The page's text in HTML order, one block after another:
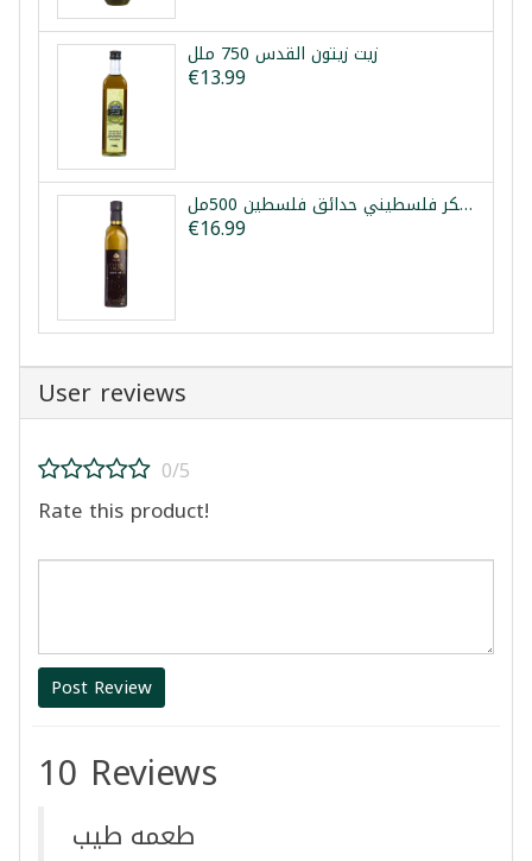
زيت زيتون القدس 750 ملل
€13.99
زيت زيتون بكر فلسطيني حدائق فلسطين 500مل
€16.99
User reviews
0/5
Rate this product!
Post Review
10 Reviews
طعمه طيب